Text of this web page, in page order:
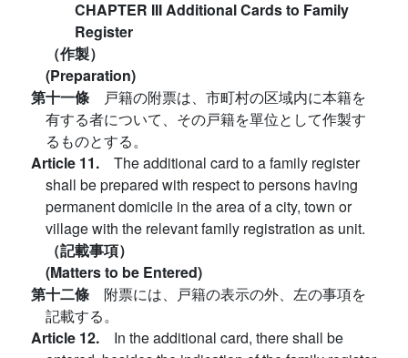
CHAPTER III Additional Cards to Family
Register
（作製）
(Preparation)
第十一條
戸籍の附票は、市町村の区域内に本籍を
有する者について、その戸籍を單位として作製す
るものとする。
Article 11. The additional card to a family register
shall be prepared with respect to persons having
permanent domicile in the area of a city, town or
village with the relevant family registration as unit.
（記載事項）
(Matters to be Entered)
第十二條 附票には、戸籍の表示の外、左の事項を
記載する。
Article 12. In the additional card, there shall be